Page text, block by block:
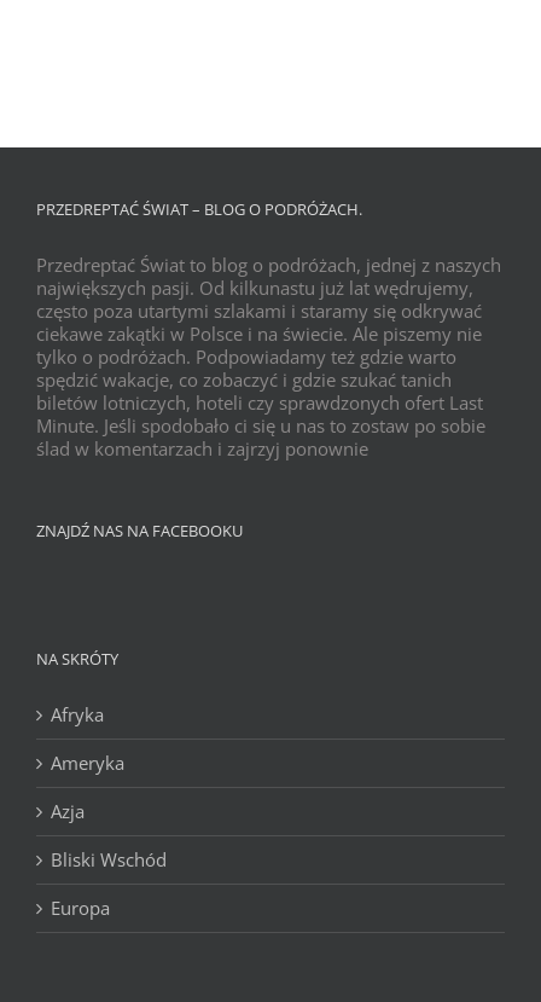
PRZEDREPTAĆ ŚWIAT – BLOG O PODRÓŻACH.
Przedreptać Świat to blog o podróżach, jednej z naszych
największych pasji. Od kilkunastu już lat wędrujemy,
często poza utartymi szlakami i staramy się odkrywać
ciekawe zakątki w Polsce i na świecie. Ale piszemy nie
tylko o podróżach. Podpowiadamy też gdzie warto
spędzić wakacje, co zobaczyć i gdzie szukać tanich
biletów lotniczych, hoteli czy sprawdzonych ofert Last
Minute. Jeśli spodobało ci się u nas to zostaw po sobie
ślad w komentarzach i zajrzyj ponownie
ZNAJDŹ NAS NA FACEBOOKU
NA SKRÓTY
Afryka
Ameryka
Azja
Bliski Wschód
Europa